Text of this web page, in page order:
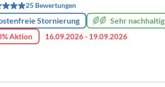
25 Bewertungen
Stornierung Sehr nachhaltig
Aktion 16.09.2026 - 19.09.2026